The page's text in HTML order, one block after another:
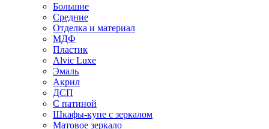
Большие
Средние
Отделка и материал
МДФ
Пластик
Alvic Luxe
Эмаль
Акрил
ДСП
С патиной
Шкафы-купе с зеркалом
Матовое зеркало